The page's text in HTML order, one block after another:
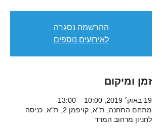
ההרשמה נסגרה
לאירועים נוספים
זמן ומיקום
19 באוק׳ 2019, 10:00 – 13:00
מתחם התחנה, ת"א, קויפמן 2, ת"א. כניסה
לחניון מרחוב המרד